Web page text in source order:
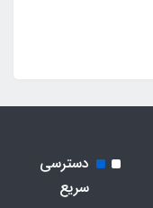
دسترسی
سریع